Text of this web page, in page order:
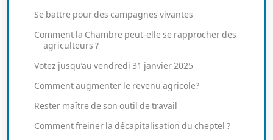
Se battre pour des campagnes vivantes
Comment la Chambre peut-elle se rapprocher des
agriculteurs ?
Votez jusqu’au vendredi 31 janvier 2025
Comment augmenter le revenu agricole?
Rester maître de son outil de travail
Comment freiner la décapitalisation du cheptel ?